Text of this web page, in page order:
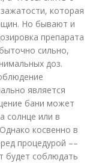
которая
Но бывают и
препарата
сильно,
доз.
является
бани может
солнце или в
косвенно в
процедурой ––
будет соблюдать